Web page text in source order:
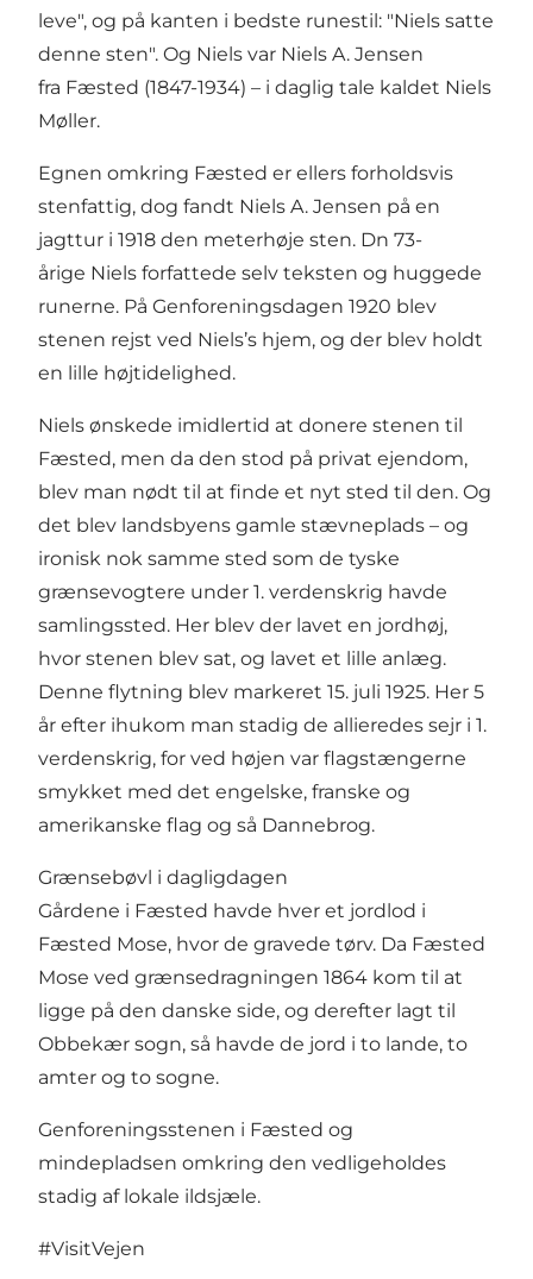
leve", og på kanten i bedste runestil: "Niels satte
denne sten". Og Niels var Niels A. Jensen
fra Fæsted (1847-1934) – i daglig tale kaldet Niels
Møller.
Egnen omkring Fæsted er ellers forholdsvis
stenfattig, dog fandt Niels A. Jensen på en
jagttur i 1918 den meterhøje sten. Dn 73-
årige Niels forfattede selv teksten og huggede
runerne. På Genforeningsdagen 1920 blev
stenen rejst ved Niels’s hjem, og der blev holdt
en lille højtidelighed.
Niels ønskede imidlertid at donere stenen til
Fæsted, men da den stod på privat ejendom,
blev man nødt til at finde et nyt sted til den. Og
det blev landsbyens gamle stævneplads – og
ironisk nok samme sted som de tyske
grænsevogtere under 1. verdenskrig havde
samlingssted. Her blev der lavet en jordhøj,
hvor stenen blev sat, og lavet et lille anlæg.
Denne flytning blev markeret 15. juli 1925. Her 5
år efter ihukom man stadig de allieredes sejr i 1.
verdenskrig, for ved højen var flagstængerne
smykket med det engelske, franske og
amerikanske flag og så Dannebrog.
Grænsebøvl i dagligdagen
Gårdene i Fæsted havde hver et jordlod i
Fæsted Mose, hvor de gravede tørv. Da Fæsted
Mose ved grænsedragningen 1864 kom til at
ligge på den danske side, og derefter lagt til
Obbekær sogn, så havde de jord i to lande, to
amter og to sogne.
Genforeningsstenen i Fæsted og
mindepladsen omkring den vedligeholdes
stadig af lokale ildsjæle.
#VisitVejen